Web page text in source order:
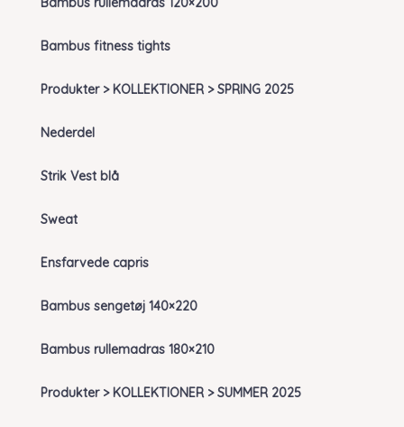
Bambus fitness tights
Produkter > KOLLEKTIONER > SPRING 2025
Nederdel
Strik Vest blå
Sweat
Ensfarvede capris
Bambus sengetøj 140×220
Bambus rullemadras 180×210
Produkter > KOLLEKTIONER > SUMMER 2025